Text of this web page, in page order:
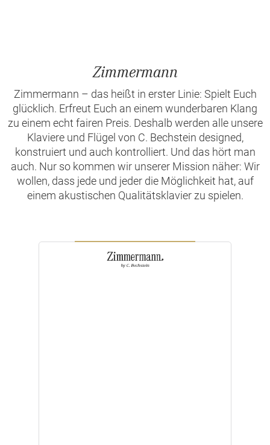
Zimmermann
Zimmermann – das heißt in erster Linie: Spielt Euch
glücklich. Erfreut Euch an einem wunderbaren Klang
zu einem echt fairen Preis. Deshalb werden alle unsere
Klaviere und Flügel von C. Bechstein designed,
konstruiert und auch kontrolliert. Und das hört man
auch. Nur so kommen wir unserer Mission näher: Wir
wollen, dass jede und jeder die Möglichkeit hat, auf
einem akustischen Qualitätsklavier zu spielen.